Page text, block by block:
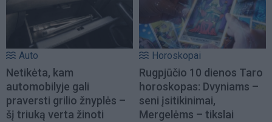
Auto
Netikėta, kam
automobilyje gali
praversti grilio žnyplės –
šį triuką verta žinoti
Horoskopai
Rugpjūčio 10 dienos Taro
horoskopas: Dvyniams –
seni įsitikinimai,
Mergelėms – tikslai